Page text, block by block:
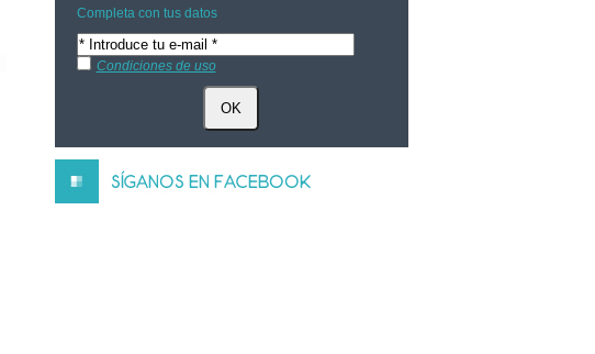
Completa con tus datos
Condiciones de uso